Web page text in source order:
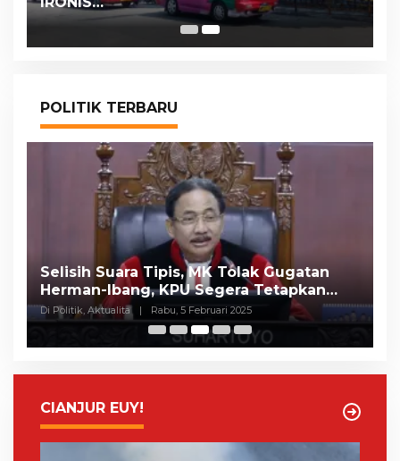
POLITIK TERBARU
Selisih Suara Tipis, MK Tolak Gugatan
Herman-Ibang, KPU Segera Tetapkan
Wahyu-Ramzi
Di Politik, Aktualita | Rabu, 5 Februari 2025
CIANJUR EUY!